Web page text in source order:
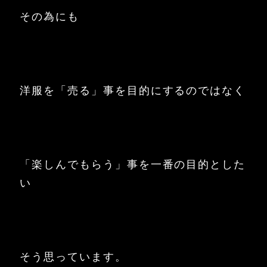
その為にも
洋服を「売る」事を目的にするのではなく
「楽しんでもらう」事を一番の目的とした
い
そう思っています。